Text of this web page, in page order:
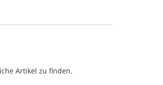
Artikel zu finden.